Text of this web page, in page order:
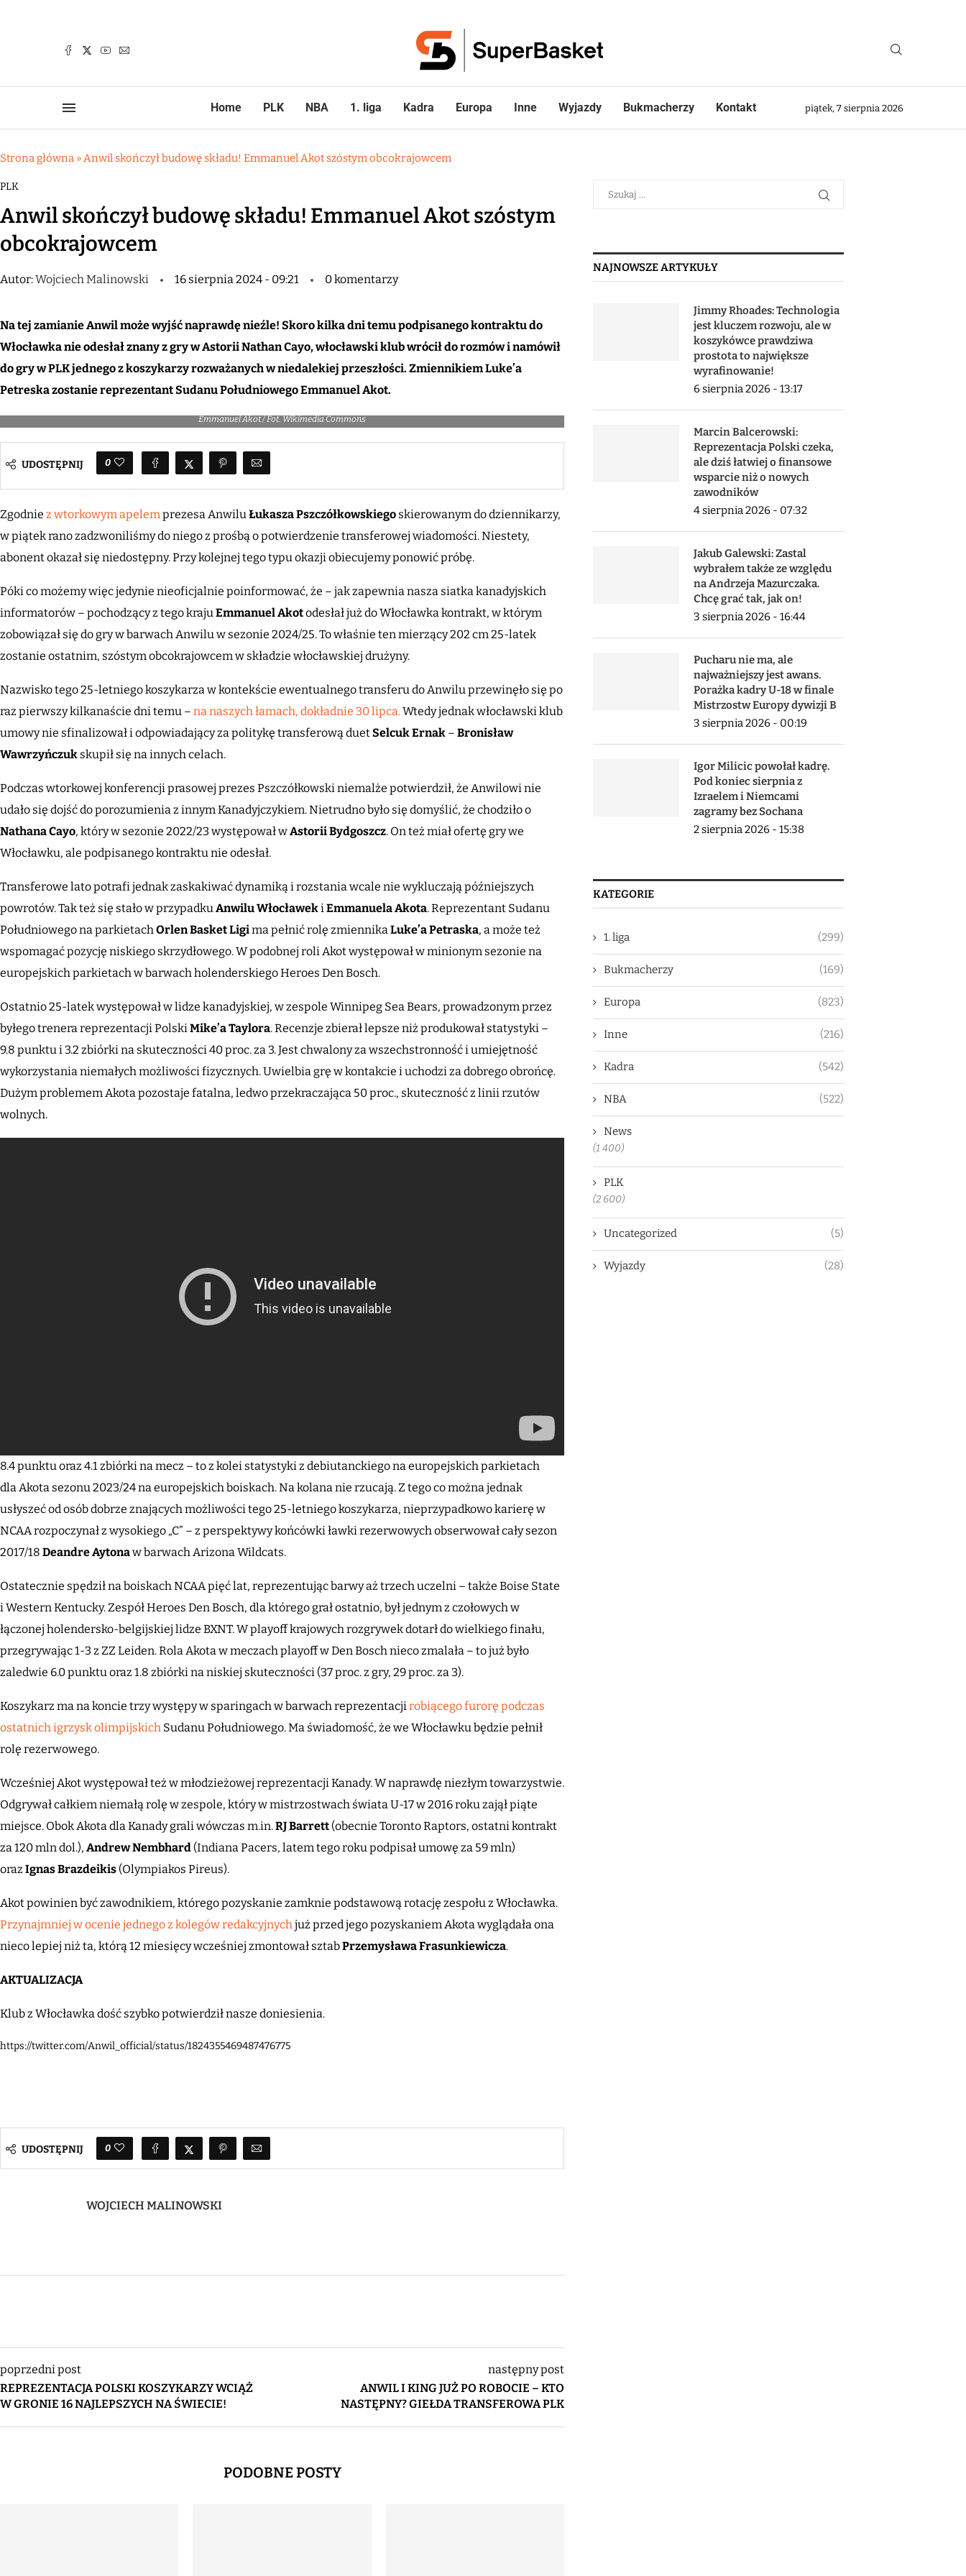
Home PLK NBA 1. liga Kadra Europa Inne Wyjazdy Bukmacherzy Kontakt piątek, 7 sierpnia 2026
Strona główna »Anwil skończył budowę składu! Emmanuel Akot szóstym obcokrajowcem
PLK
Anwil skończył budowę składu! Emmanuel Akot szóstym
obcokrajowcem
Autor:Wojciech Malinowski 16 sierpnia 2024 - 09:21 0 komentarzy
Na tej zamianie Anwil może wyjść naprawdę nieźle! Skoro kilka dni temu podpisanego kontraktu do
Włocławka nie odesłał znany z gry w Astorii Nathan Cayo, włocławski klub wrócił do rozmów i namówił
do gry w PLK jednego z koszykarzy rozważanych w niedalekiej przeszłości. Zmiennikiem Luke’a
Petreska zostanie reprezentant Sudanu Południowego Emmanuel Akot.
Emmanuel Akot / Fot. Wikimedia Commons
UDOSTĘPNIJ 0
Zgodnie z wtorkowym apelemprezesa AnwiluŁukasza Pszczółkowskiego skierowanym do dziennikarzy,
w piątek rano zadzwoniliśmy do niego z prośbą o potwierdzenie transferowej wiadomości. Niestety,
abonent okazał się niedostępny. Przy kolejnej tego typu okazji obiecujemy ponowić próbę.
Póki co możemy więc jedynie nieoficjalnie poinformować, że – jak zapewnia nasza siatka kanadyjskich
informatorów – pochodzący z tego krajuEmmanuel Akotodesłał już do Włocławka kontrakt, w którym
zobowiązał się do gry w barwach Anwilu w sezonie 2024/25. To właśnie ten mierzący 202 cm 25-latek
zostanie ostatnim, szóstym obcokrajowcem w składzie włocławskiej drużyny.
Nazwisko tego 25-letniego koszykarza w kontekście ewentualnego transferu do Anwilu przewinęło się po
raz pierwszy kilkanaście dni temu – na naszych łamach, dokładnie 30 lipca.Wtedy jednak włocławski klub
umowy nie sfinalizował i odpowiadający za politykę transferową duet Selcuk Ernak – Bronisław
Wawrzyńczuk skupił się na innych celach.
Podczas wtorkowej konferencji prasowej prezes Pszczółkowski niemalże potwierdził, że Anwilowi nie
udało się dojść do porozumienia z innym Kanadyjczykiem. Nietrudno było się domyślić, że chodziło o
Nathana Cayo, który w sezonie 2022/23 występował wAstorii Bydgoszcz. On też miał ofertę gry we
Włocławku, ale podpisanego kontraktu nie odesłał.
Transferowe lato potrafi jednak zaskakiwać dynamiką i rozstania wcale nie wykluczają późniejszych
powrotów. Tak też się stało w przypadkuAnwilu WłocławekiEmmanuela Akota. Reprezentant Sudanu
Południowego na parkietachOrlen Basket Ligima pełnić rolę zmiennikaLuke’a Petraska, a może też
wspomagać pozycję niskiego skrzydłowego. W podobnej roli Akot występował w minionym sezonie na
europejskich parkietach w barwach holenderskiego Heroes Den Bosch.
Ostatnio 25-latek występował w lidze kanadyjskiej, w zespole Winnipeg Sea Bears, prowadzonym przez
byłego trenera reprezentacji PolskiMike’a Taylora. Recenzje zbierał lepsze niż produkował statystyki –
9.8 punktu i 3.2 zbiórki na skuteczności 40 proc. za 3. Jest chwalony za wszechstronność i umiejętność
wykorzystania niemałych możliwości fizycznych. Uwielbia grę w kontakcie i uchodzi za dobrego obrońcę.
Dużym problemem Akota pozostaje fatalna, ledwo przekraczająca 50 proc., skuteczność z linii rzutów
wolnych.
8.4 punktu oraz 4.1 zbiórki na mecz – to z kolei statystyki z debiutanckiego na europejskich parkietach
dla Akota sezonu 2023/24 na europejskich boiskach. Na kolana nie rzucają. Z tego co można jednak
usłyszeć od osób dobrze znających możliwości tego 25-letniego koszykarza, nieprzypadkowo karierę w
NCAA rozpoczynał z wysokiego „C” – z perspektywy końcówki ławki rezerwowych obserwował cały sezon
2017/18 Deandre Aytonaw barwach Arizona Wildcats.
Ostatecznie spędził na boiskach NCAA pięć lat, reprezentując barwy aż trzech uczelni – także Boise State
i Western Kentucky. Zespół Heroes Den Bosch, dla którego grał ostatnio, był jednym z czołowych w
łączonej holendersko-belgijskiej lidze BXNT. W playoff krajowych rozgrywek dotarł do wielkiego finału,
przegrywając 1-3 z ZZ Leiden. Rola Akota w meczach playoff w Den Bosch nieco zmalała – to już było
zaledwie 6.0 punktu oraz 1.8 zbiórki na niskiej skuteczności (37 proc. z gry, 29 proc. za 3).
Koszykarz ma na koncie trzy występy w sparingach w barwach reprezentacji robiącego furorę podczas
ostatnich igrzysk olimpijskich Sudanu Południowego. Ma świadomość, że we Włocławku będzie pełnił
rolę rezerwowego.
Wcześniej Akot występował też w młodzieżowej reprezentacji Kanady. W naprawdę niezłym towarzystwie.
Odgrywał całkiem niemałą rolę w zespole, który w mistrzostwach świata U-17 w 2016 roku zajął piąte
miejsce. Obok Akota dla Kanady grali wówczas m.in.RJ Barrett (obecnie Toronto Raptors, ostatni kontrakt
za 120 mln dol.), Andrew Nembhard (Indiana Pacers, latem tego roku podpisał umowę za 59 mln)
oraz Ignas Brazdeikis (Olympiakos Pireus).
Akot powinien być zawodnikiem, którego pozyskanie zamknie podstawową rotację zespołu z Włocławka.
Przynajmniej w ocenie jednego z kolegów redakcyjnych już przed jego pozyskaniem Akota wyglądała ona
nieco lepiej niż ta, którą 12 miesięcy wcześniej zmontował sztabPrzemysława Frasunkiewicza.
AKTUALIZACJA
Klub z Włocławka dość szybko potwierdził nasze doniesienia.
https://twitter.com/Anwil_official/status/1824355469487476775
UDOSTĘPNIJ 0
WOJCIECH MALINOWSKI
poprzedni post
REPREZENTACJA POLSKI KOSZYKARZY WCIĄŻ
W GRONIE 16 NAJLEPSZYCH NA ŚWIECIE!
następny post
ANWIL I KING JUŻ PO ROBOCIE – KTO
NASTĘPNY? GIEŁDA TRANSFEROWA PLK
PODOBNE POSTY
NAJNOWSZE ARTYKUŁY
Jimmy Rhoades: Technologia
jest kluczem rozwoju, ale w
koszykówce prawdziwa
prostota to największe
wyrafinowanie!
6 sierpnia 2026 - 13:17
Marcin Balcerowski:
Reprezentacja Polski czeka,
ale dziś łatwiej o finansowe
wsparcie niż o nowych
zawodników
4 sierpnia 2026 - 07:32
Jakub Galewski: Zastal
wybrałem także ze względu
na Andrzeja Mazurczaka.
Chcę grać tak, jak on!
3 sierpnia 2026 - 16:44
Pucharu nie ma, ale
najważniejszy jest awans.
Porażka kadry U-18 w finale
Mistrzostw Europy dywizji B
3 sierpnia 2026 - 00:19
Igor Milicic powołał kadrę.
Pod koniec sierpnia z
Izraelem i Niemcami
zagramy bez Sochana
2 sierpnia 2026 - 15:38
KATEGORIE
1. liga (299)
Bukmacherzy (169)
Europa (823)
Inne (216)
Kadra (542)
NBA (522)
News
(1 400)
PLK
(2 600)
Uncategorized (5)
Wyjazdy (28)